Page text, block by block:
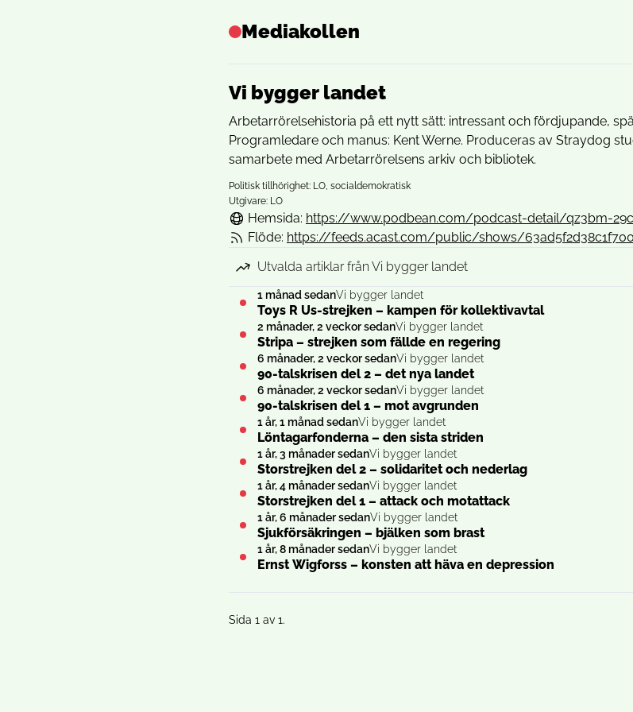
Mediakollen
Vi bygger landet
Arbetarrörelsehistoria på ett nytt sätt: intressant och fördjupande,
Programledare och manus: Kent Werne. Produceras av Straydog
samarbete med Arbetarrörelsens arkiv och bibliotek.
Politisk tillhörighet: LO, socialdemokratisk
Utgivare: LO
Hemsida: https://www.podbean.com/podcast-detail/qz3bm-
Flöde: https://feeds.acast.com/public/shows/
Utvalda artiklar från Vi bygger landet
1 månad sedanVi bygger landet
Toys R Us-strejken – kampen för kollektivavtal
2 månader, 2 veckor sedanVi bygger landet
Stripa – strejken som fällde en regering
6 månader, 2 veckor sedanVi bygger landet
90-talskrisen del 2 – det nya landet
6 månader, 2 veckor sedanVi bygger landet
90-talskrisen del 1 – mot avgrunden
1 år, 1 månad sedanVi bygger landet
Löntagarfonderna – den sista striden
1 år, 3 månader sedanVi bygger landet
Storstrejken del 2 – solidaritet och nederlag
1 år, 4 månader sedanVi bygger landet
Storstrejken del 1 – attack och motattack
1 år, 6 månader sedanVi bygger landet
Sjukförsäkringen – bjälken som brast
1 år, 8 månader sedanVi bygger landet
Ernst Wigforss – konsten att häva en depression
Sida 1 av 1.